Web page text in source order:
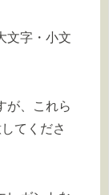
文字・小文
が、これら
てくださ